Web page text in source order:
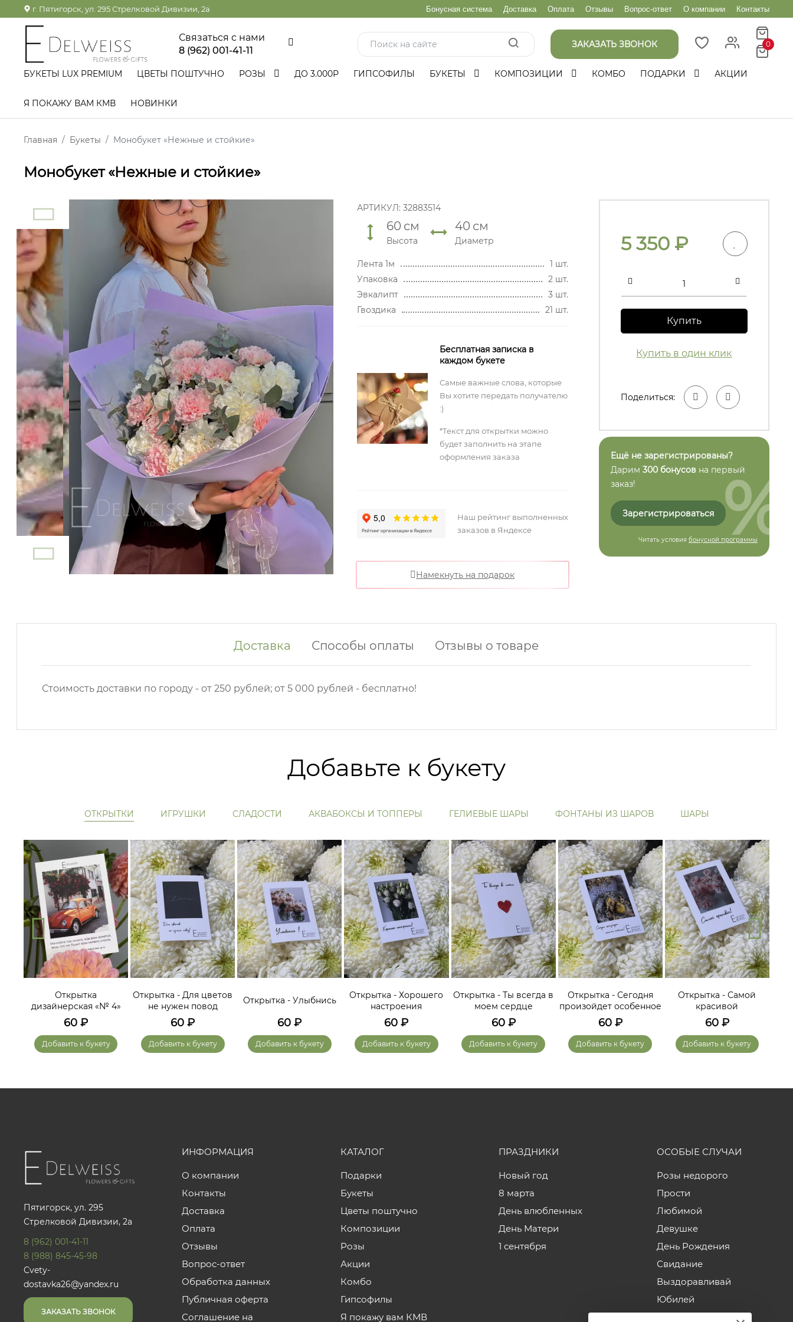
г. Пятигорск, ул. 295 Стрелковой Дивизии, 2а Бонусная система Доставка Оплата Отзывы Вопрос-ответ О компании Контакты
Связаться с нами
8 (962) 001-41-11
ЗАКАЗАТЬ ЗВОНОК 0
БУКЕТЫ LUX PREMIUM ЦВЕТЫ ПОШТУЧНО РОЗЫ ДО 3.000Р ГИПСОФИЛЫ БУКЕТЫ КОМПОЗИЦИИ КОМБО ПОДАРКИ АКЦИИ
Я ПОКАЖУ ВАМ КМВ НОВИНКИ
Главная Букеты Монобукет «Нежные и стойкие»
Монобукет «Нежные и стойкие»
АРТИКУЛ: 32883514
60 см
Высота
40 см
Диаметр
Лента 1м
1 шт.
Упаковка
2 шт.
Эвкалипт
3 шт.
Гвоздика
21 шт.
Бесплатная записка в
каждом букете
Самые важные слова, которые
Вы хотите передать получателю
:)
*Текст для открытки можно
будет заполнить на этапе
оформления заказа
Наш рейтинг выполненных
заказов в Яндексе
Намекнуть на подарок
5 350₽
Купить
Купить в один клик
Поделиться:
Ещё не зарегистрированы?
Дарим 300 бонусов на первый
заказ!
Зарегистрироваться
Читать условия бонусной программы
%
Доставка Способы оплаты Отзывы о товаре
Стоимость доставки по городу - от 250 рублей; от 5 000 рублей - бесплатно!
Добавьте к букету
ОТКРЫТКИ ИГРУШКИ СЛАДОСТИ АКВАБОКСЫ И ТОППЕРЫ ГЕЛИЕВЫЕ ШАРЫ ФОНТАНЫ ИЗ ШАРОВ ШАРЫ
Открытка
дизайнерская «№ 4»
60 ₽
Добавить к букету
Открытка - Для цветов
не нужен повод
60 ₽
Добавить к букету
Открытка - Улыбнись
60 ₽
Добавить к букету
Открытка - Хорошего
настроения
60 ₽
Добавить к букету
Открытка - Ты всегда в
моем сердце
60₽
Добавить к букету
Открытка - Сегодня
произойдет особенное
60₽
Добавить к букету
Открытка - Самой
красивой
60₽
Добавить к букету
Пятигорск, ул. 295
Стрелковой Дивизии, 2а
8 (962) 001-41-11
8 (988) 845-45-98
Cvety-
dostavka26@yandex.ru
ЗАКАЗАТЬ ЗВОНОК
ИНФОРМАЦИЯ
О компании
Контакты
Доставка
Оплата
Отзывы
Вопрос-ответ
Обработка данных
Публичная оферта
Соглашение на
КАТАЛОГ
Подарки
Букеты
Цветы поштучно
Композиции
Розы
Акции
Комбо
Гипсофилы
Я покажу вам КМВ
ПРАЗДНИКИ
Новый год
8 марта
День влюбленных
День Матери
1 сентября
ОСОБЫЕ СЛУЧАИ
Розы недорого
Прости
Любимой
Девушке
День Рождения
Свидание
Выздоравливай
Юбилей
Годовщина свадьбы